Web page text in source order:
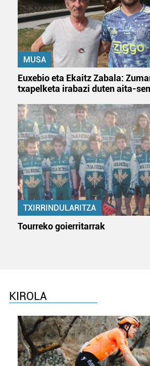
MUSA
Euxebio eta Ekaitz Zabala:
txapelketa irabazi duten aita-
TXIRRINDULARITZA
Tourreko goierritarrak
KIROLA